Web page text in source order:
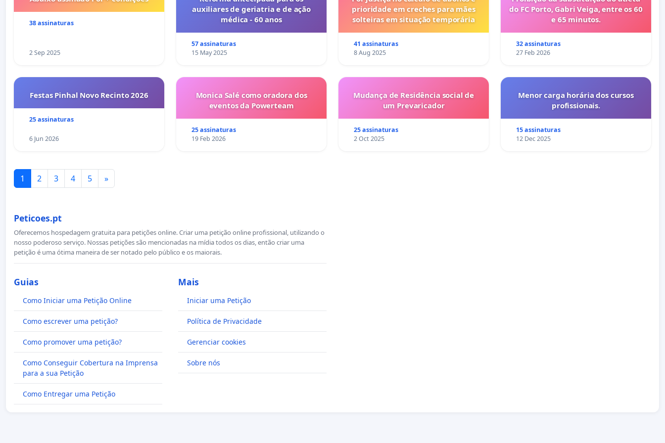
38 assinaturas
2 Sep 2025
auxiliares de geriatria e de ação
médica - 60 anos
57 assinaturas
15 May 2025
prioridade em creches para mães
solteiras em situação temporária
41 assinaturas
8 Aug 2025
do FC Porto, Gabri Veiga, entre os 60
e 65 minutos.
32 assinaturas
27 Feb 2026
Festas Pinhal Novo Recinto 2026
25 assinaturas
6 Jun 2026
Monica Salé como oradora dos
eventos da Powerteam
25 assinaturas
19 Feb 2026
Mudança de Residência social de
um Prevaricador
25 assinaturas
2 Oct 2025
Menor carga horária dos cursos
profissionais.
15 assinaturas
12 Dec 2025
1 2 3 4 5 »
Peticoes.pt
Oferecemos hospedagem gratuita para petições online. Criar uma petição online profissional, utilizando o
nosso poderoso serviço. Nossas petições são mencionadas na mídia todos os dias, então criar uma
petição é uma ótima maneira de ser notado pelo público e os maiorais.
Guias
Como Iniciar uma Petição Online
Como escrever uma petição?
Como promover uma petição?
Como Conseguir Cobertura na Imprensa
para a sua Petição
Como Entregar uma Petição
Mais
Iniciar uma Petição
Política de Privacidade
Gerenciar cookies
Sobre nós